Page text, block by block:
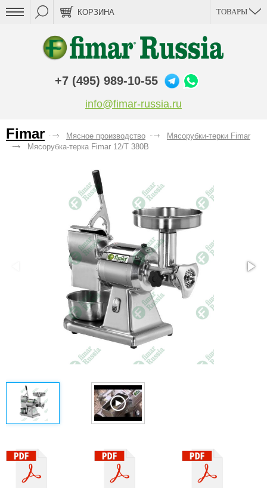
ТОВАРЫ
КОРЗИНА
+7 (495) 989-10-55
info@fimar-russia.ru
Fimar Мясное производство
Мясорубки-терки Fimar
Мясорубка-терка Fimar 12/T 380В